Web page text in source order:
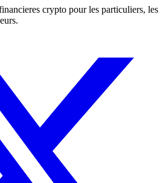
crypto pour les particuliers, les